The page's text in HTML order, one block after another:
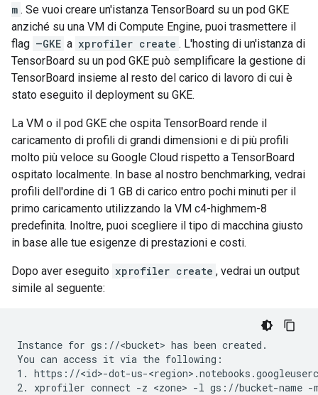
m . Se vuoi creare un'istanza TensorBoard su un pod GKE
anziché su una VM di Compute Engine, puoi trasmettere il
flag –GKE a xprofiler create . L'hosting di un'istanza di
TensorBoard su un pod GKE può semplificare la gestione di
TensorBoard insieme al resto del carico di lavoro di cui è
stato eseguito il deployment su GKE.
La VM o il pod GKE che ospita TensorBoard rende il
caricamento di profili di grandi dimensioni e di più profili
molto più veloce su Google Cloud rispetto a TensorBoard
ospitato localmente. In base al nostro benchmarking, vedrai
profili dell'ordine di 1 GB di carico entro pochi minuti per il
primo caricamento utilizzando la VM c4-highmem-8
predefinita. Inoltre, puoi scegliere il tipo di macchina giusto
in base alle tue esigenze di prestazioni e costi.
Dopo aver eseguito xprofiler create , vedrai un output
simile al seguente:
Instance for gs://<bucket> has been created.
You can access it via the following:
1. https://<id>-dot-us-
2. xprofiler connect -z <zone> -l gs://bucket-name -